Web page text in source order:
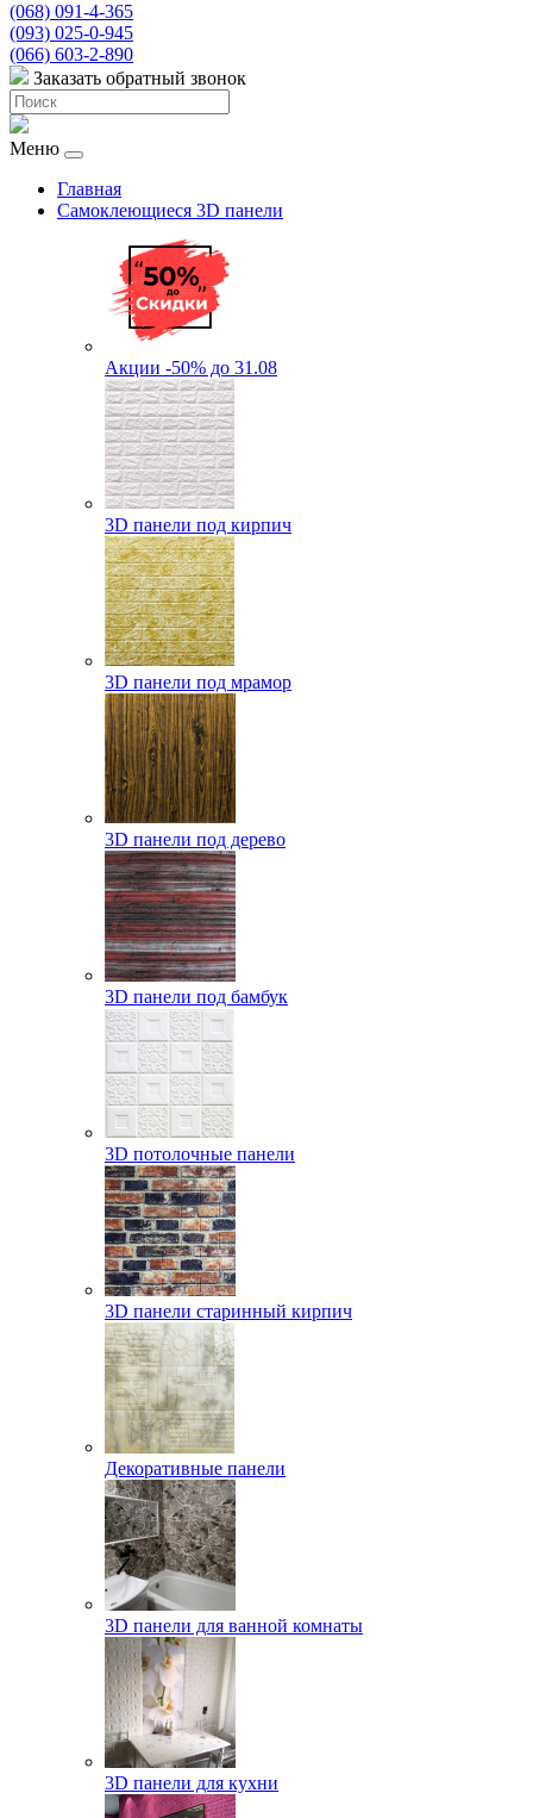
(068) 091-4-365
(093) 025-0-945
(066) 603-2-890
Заказать обратный звонок
Меню
Главная
Самоклеющиеся 3D панели
Акции -50% до 31.08
3D панели под кирпич
3D панели под мрамор
3D панели под дерево
3D панели под бамбук
3D потолочные панели
3D панели старинный кирпич
Декоративные панели
3D панели для ванной комнаты
3D панели для кухни